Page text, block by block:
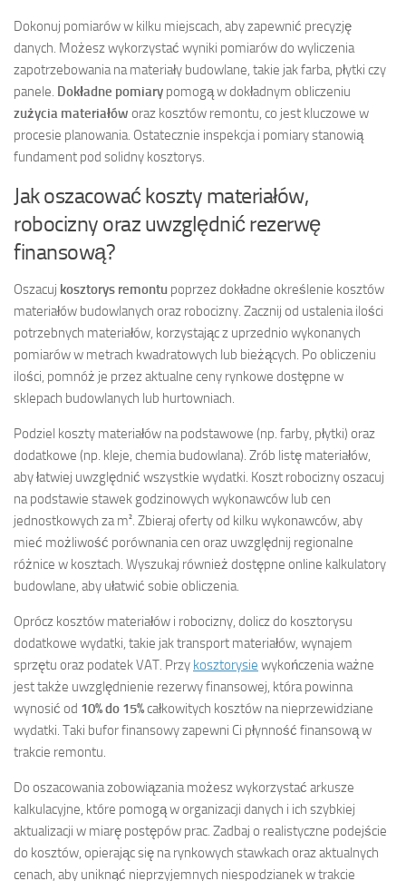
Dokonuj pomiarów w kilku miejscach, aby zapewnić precyzję
danych. Możesz wykorzystać wyniki pomiarów do wyliczenia
zapotrzebowania na materiały budowlane, takie jak farba, płytki czy
panele. Dokładne pomiary pomogą w dokładnym obliczeniu
zużycia materiałów oraz kosztów remontu, co jest kluczowe w
procesie planowania. Ostatecznie inspekcja i pomiary stanowią
fundament pod solidny kosztorys.
Jak oszacować koszty materiałów,
robocizny oraz uwzględnić rezerwę
finansową?
Oszacuj kosztorys remontu poprzez dokładne określenie kosztów
materiałów budowlanych oraz robocizny. Zacznij od ustalenia ilości
potrzebnych materiałów, korzystając z uprzednio wykonanych
pomiarów w metrach kwadratowych lub bieżących. Po obliczeniu
ilości, pomnóż je przez aktualne ceny rynkowe dostępne w
sklepach budowlanych lub hurtowniach.
Podziel koszty materiałów na podstawowe (np. farby, płytki) oraz
dodatkowe (np. kleje, chemia budowlana). Zrób listę materiałów,
aby łatwiej uwzględnić wszystkie wydatki. Koszt robocizny oszacuj
na podstawie stawek godzinowych wykonawców lub cen
jednostkowych za m². Zbieraj oferty od kilku wykonawców, aby
mieć możliwość porównania cen oraz uwzględnij regionalne
różnice w kosztach. Wyszukaj również dostępne online kalkulatory
budowlane, aby ułatwić sobie obliczenia.
Oprócz kosztów materiałów i robocizny, dolicz do kosztorysu
dodatkowe wydatki, takie jak transport materiałów, wynajem
sprzętu oraz podatek VAT. Przy kosztorysie wykończenia ważne
jest także uwzględnienie rezerwy finansowej, która powinna
wynosić od 10% do 15%całkowitych kosztów na nieprzewidziane
wydatki. Taki bufor finansowy zapewni Ci płynność finansową w
trakcie remontu.
Do oszacowania zobowiązania możesz wykorzystać arkusze
kalkulacyjne, które pomogą w organizacji danych i ich szybkiej
aktualizacji w miarę postępów prac. Zadbaj o realistyczne podejście
do kosztów, opierając się na rynkowych stawkach oraz aktualnych
cenach, aby uniknąć nieprzyjemnych niespodzianek w trakcie